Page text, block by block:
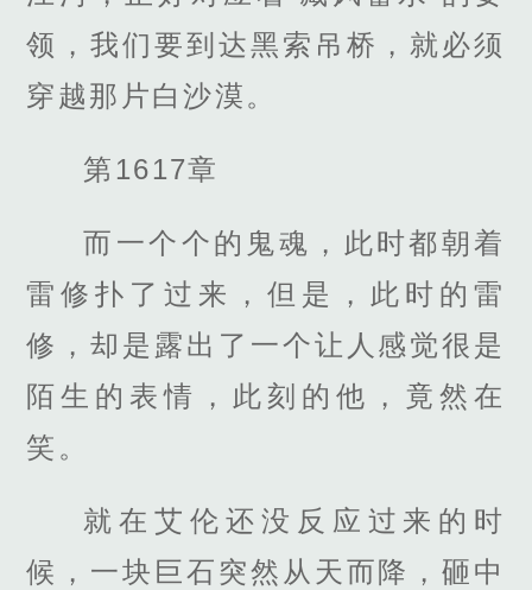
领，我们要到达黑索吊桥，就必须
穿越那片白沙漠。
第1617章
而一个个的鬼魂，此时都朝着
雷修扑了过来，但是，此时的雷
修，却是露出了一个让人感觉很是
陌生的表情，此刻的他，竟然在
笑。
就在艾伦还没反应过来的时
候，一块巨石突然从天而降，砸中